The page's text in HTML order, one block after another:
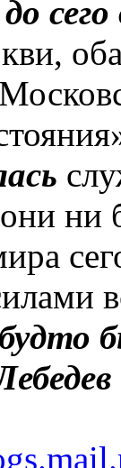
до
ни
будто